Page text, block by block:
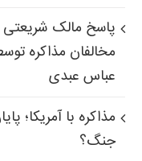
پاسخ مالک شریعتی
مخالفان مذاکره
عباس عبدی
مذاکره با آمریکا؛
جنگ؟